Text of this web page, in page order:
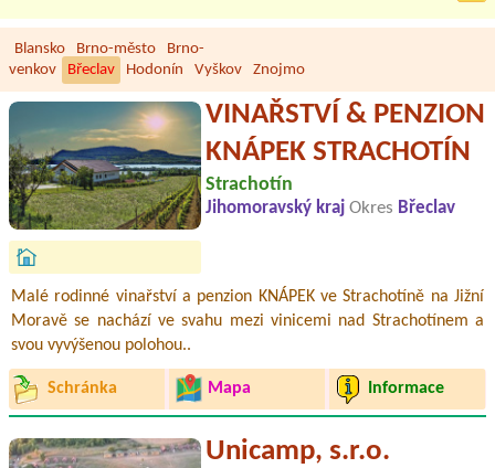
Blansko Brno-město
Brno-
venkov
Břeclav Hodonín Vyškov Znojmo
VINAŘSTVÍ & PENZION
KNÁPEK STRACHOTÍN
Strachotín
Jihomoravský kraj Okres Břeclav
Malé rodinné vinařství a penzion KNÁPEK ve Strachotíně na Jižní
Moravě se nachází ve svahu mezi vinicemi nad Strachotínem a
svou vyvýšenou polohou..
Schránka Mapa Informace
Unicamp, s.r.o.